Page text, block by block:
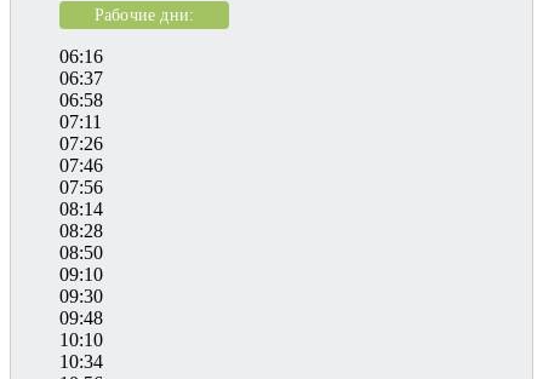
Рабочие дни:
06:16
06:37
06:58
07:11
07:26
07:46
07:56
08:14
08:28
08:50
09:10
09:30
09:48
10:10
10:34